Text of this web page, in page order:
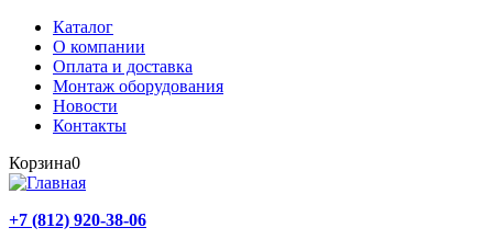
Каталог
О компании
Оплата и доставка
Монтаж оборудования
Новости
Контакты
Корзина0
+7 (812) 920-38-06